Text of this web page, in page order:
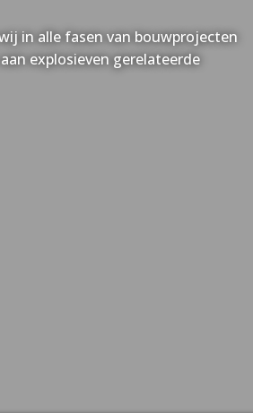
in alle fasen van bouwprojecten
explosieven gerelateerde